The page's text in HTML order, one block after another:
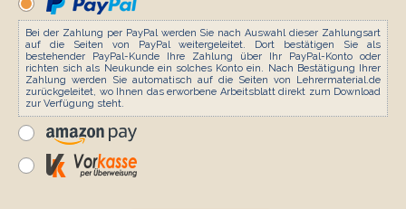
Bei der Zahlung per PayPal werden Sie nach Auswahl dieser Zahlungsart
auf die Seiten von PayPal weitergeleitet. Dort bestätigen Sie als
bestehender PayPal-Kunde Ihre Zahlung über Ihr PayPal-Konto oder
richten sich als Neukunde ein solches Konto ein. Nach Bestätigung Ihrer
Zahlung werden Sie automatisch auf die Seiten von Lehrermaterial.de
zurückgeleitet, wo Ihnen das erworbene Arbeitsblatt direkt zum Download
zur Verfügung steht.